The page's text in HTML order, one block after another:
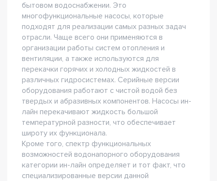
бытовом водоснабжении. Это
многофункциональные насосы, которые
подходят для реализации самых разных задач
отрасли. Чаще всего они применяются в
организации работы систем отопления и
вентиляции, а также используются для
перекачки горячих и холодных жидкостей в
различных гидросистемах. Серийные версии
оборудования работают с чистой водой без
твердых и абразивных компонентов. Насосы ин-
лайн перекачивают жидкость большой
температурной разности, что обеспечивает
широту их функционала.
Кроме того, спектр функциональных
возможностей водонапорного оборудования
категории ин-лайн определяет и тот факт, что
специализированные версии данной